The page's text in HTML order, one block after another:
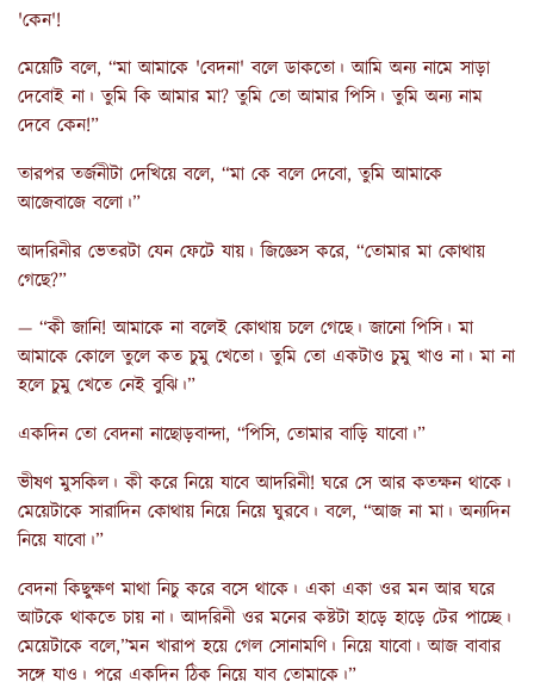
'কেন'!
মেয়েটি বলে, “মা আমাকে 'বেদনা' বলে ডাকতো। আমি অন্য নামে সাড়া
দেবোই না। তুমি কি আমার মা? তুমি তো আমার পিসি। তুমি অন্য নাম
দেবে কেন!”
তারপর তর্জনীটা দেখিয়ে বলে, “মা কে বলে দেবো, তুমি আমাকে
আজেবাজে বলো।”
আদরিনীর ভেতরটা যেন ফেটে যায়। জিজ্ঞেস করে, “তোমার মা কোথায়
গেছে?”
— “কী জানি! আমাকে না বলেই কোথায় চলে গেছে। জানো পিসি। মা
আমাকে কোলে তুলে কত চুমু খেতো। তুমি তো একটাও চুমু খাও না। মা না
হলে চুমু খেতে নেই বুঝি।”
একদিন তো বেদনা নাছোড়বান্দা, “পিসি, তোমার বাড়ি যাবো।”
ভীষণ মুসকিল। কী করে নিয়ে যাবে আদরিনী! ঘরে সে আর কতক্ষন থাকে।
মেয়েটাকে সারাদিন কোথায় নিয়ে নিয়ে ঘুরবে। বলে, “আজ না মা। অন্যদিন
নিয়ে যাবো।”
বেদনা কিছুক্ষণ মাথা নিচু করে বসে থাকে। একা একা ওর মন আর ঘরে
আটকে থাকতে চায় না। আদরিনী ওর মনের কষ্টটা হাড়ে হাড়ে টের পাচ্ছে।
মেয়েটাকে বলে,”মন খারাপ হয়ে গেল সোনামণি। নিয়ে যাবো। আজ বাবার
সঙ্গে যাও। পরে একদিন ঠিক নিয়ে যাব তোমাকে।”